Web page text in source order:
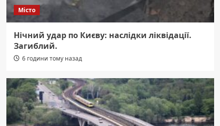
Місто
Нічний удар по Києву: наслідки ліквідації.
Загиблий.
6 години тому назад